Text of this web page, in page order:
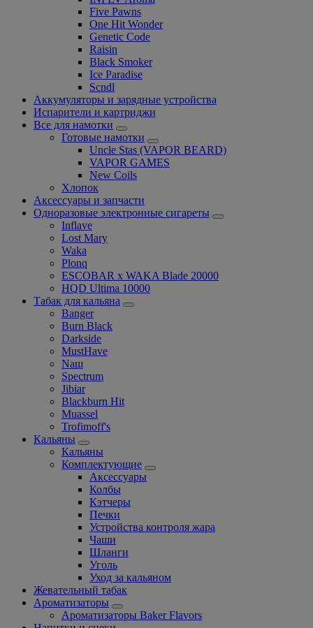
Five Pawns
One Hit Wonder
Genetic Code
Raisin
Black Smoker
Ice Paradise
Scndl
Аккумуляторы и зарядные устройства
Испарители и картриджи
Все для намотки
Готовые намотки
Uncle Stas (VAPOR BEARD)
VAPOR GAMES
New Coils
Хлопок
Аксессуары и запчасти
Одноразовые электронные сигареты
Inflave
Lost Mary
Waka
Plonq
ESCOBAR x WAKA Blade 20000
HQD Ultima 10000
Табак для кальяна
Banger
Burn Black
Darkside
MustHave
Nаш
Spectrum
Jibiar
Blackburn Hit
Muassel
Trofimoff's
Кальяны
Кальяны
Комплектующие
Аксессуары
Колбы
Кэтчеры
Печки
Устройства контроля жара
Чаши
Шланги
Уголь
Уход за кальяном
Жевательный табак
Ароматизаторы
Ароматизаторы Baker Flavors